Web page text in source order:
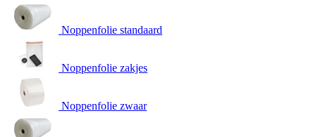
Noppenfolie standaard
Noppenfolie zakjes
Noppenfolie zwaar